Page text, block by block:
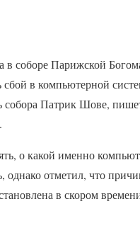
соборе Парижской
сбой в компьютерной
собора Патрик Шове,
о какой именно
однако отметил, что
в скором